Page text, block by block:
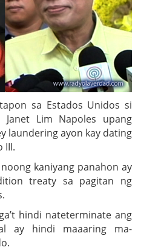
sa Estados Unidos si
Lim Napoles upang
laundering ayon kay dating
III.
kaniyang panahon ay
treaty sa pagitan ng
hindi nateterminate ang
ay hindi maaaring ma-